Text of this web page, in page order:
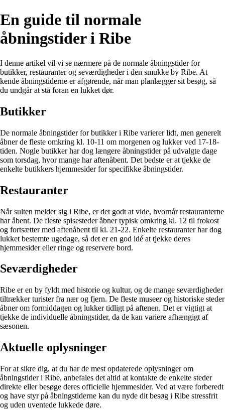
En guide til normale
åbningstider i Ribe
I denne artikel vil vi se nærmere på de normale åbningstider for
butikker, restauranter og seværdigheder i den smukke by Ribe. At
kende åbningstiderne er afgørende, når man planlægger sit besøg, så
du undgår at stå foran en lukket dør.
Butikker
De normale åbningstider for butikker i Ribe varierer lidt, men generelt
åbner de fleste omkring kl. 10-11 om morgenen og lukker ved 17-18-
tiden. Nogle butikker har dog længere åbningstider på udvalgte dage
som torsdag, hvor mange har aftenåbent. Det bedste er at tjekke de
enkelte butikkers hjemmesider for specifikke åbningstider.
Restauranter
Når sulten melder sig i Ribe, er det godt at vide, hvornår restauranterne
har åbent. De fleste spisesteder åbner typisk omkring kl. 12 til frokost
og fortsætter med aftenåbent til kl. 21-22. Enkelte restauranter har dog
lukket bestemte ugedage, så det er en god idé at tjekke deres
hjemmesider eller ringe og reservere bord.
Seværdigheder
Ribe er en by fyldt med historie og kultur, og de mange seværdigheder
tiltrækker turister fra nær og fjern. De fleste museer og historiske steder
åbner om formiddagen og lukker tidligt på aftenen. Det er vigtigt at
tjekke de individuelle åbningstider, da de kan variere afhængigt af
sæsonen.
Aktuelle oplysninger
For at sikre dig, at du har de mest opdaterede oplysninger om
åbningstider i Ribe, anbefales det altid at kontakte de enkelte steder
direkte eller besøge deres officielle hjemmesider. Ved at være forberedt
og have styr på åbningstiderne kan du nyde dit besøg i Ribe stressfrit
og uden uventede lukkede døre.